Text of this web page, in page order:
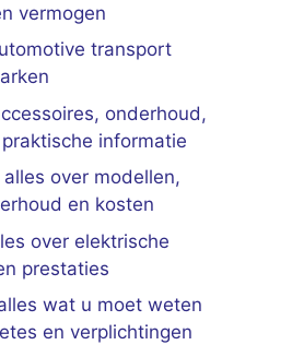
vermogen
transport
onderhoud,
informatie
over modellen,
en kosten
over elektrische
prestaties
wat u moet weten
en verplichtingen